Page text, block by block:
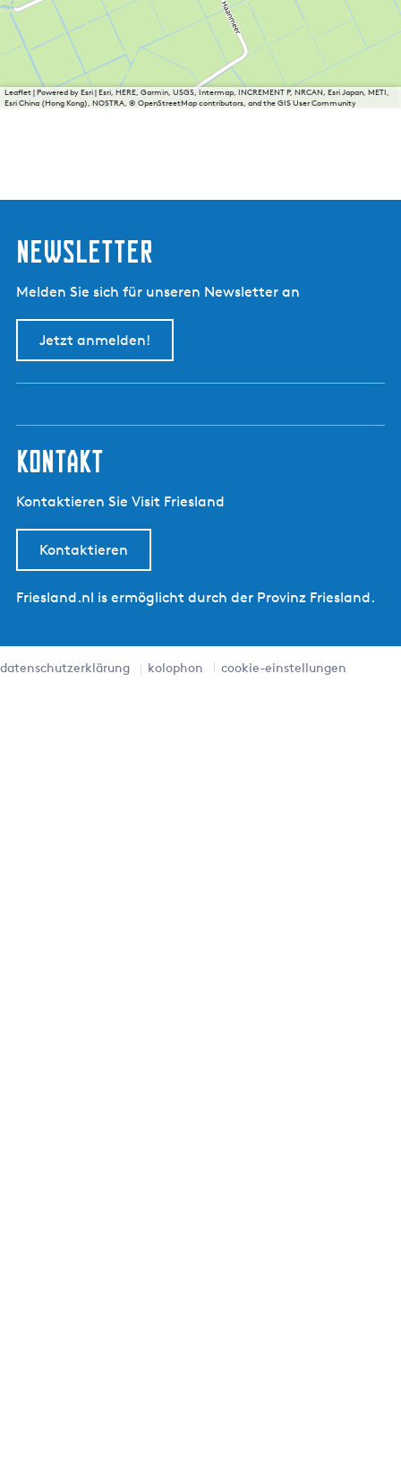
Leaflet|Powered by Esri | Esri, HERE, Garmin, USGS, Intermap, INCREMENT P, NRCAN, Esri Japan, METI,
Esri China (Hong Kong), NOSTRA, © OpenStreetMap contributors, and the GIS User Community
Newsletter
Melden Sie sich für unseren Newsletter an
Jetzt anmelden!
kontakt
Kontaktieren Sie Visit Friesland
Kontaktieren
Friesland.nl is ermöglicht durch der Provinz Friesland.
datenschutzerklärung kolophon cookie-einstellungen